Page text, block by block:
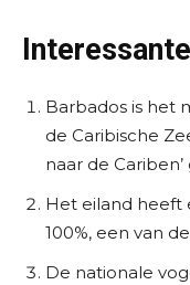
Barbados is het
de Caribische
naar de
Het eiland heeft
100%, een van
De nationale